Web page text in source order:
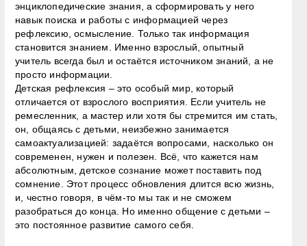
энциклопедические знания, а сформировать у него
навык поиска и работы с информацией через
рефлексию, осмысление. Только так информация
становится знанием. Именно взрослый, опытный
учитель всегда был и остаётся источником знаний, а не
просто информации.
Детская рефлексия – это особый мир, который
отличается от взрослого восприятия. Если учитель не
ремесленник, а мастер или хотя бы стремится им стать,
он, общаясь с детьми, неизбежно занимается
самоактуализацией: задаётся вопросами, насколько он
современен, нужен и полезен. Всё, что кажется нам
абсолютным, детское сознание может поставить под
сомнение. Этот процесс обновления длится всю жизнь,
и, честно говоря, в чём-то мы так и не сможем
разобраться до конца. Но именно общение с детьми –
это постоянное развитие самого себя.